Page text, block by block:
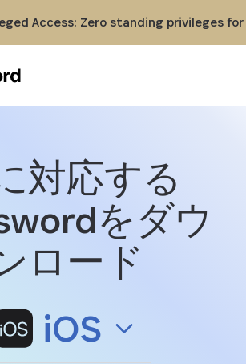
Access: Zero standing privileges
iOS用1Passwordをダウンロー
対応する
をダウ
ロード
iOS